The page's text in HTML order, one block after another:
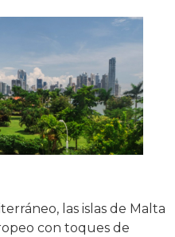
las islas de Malta
con toques de